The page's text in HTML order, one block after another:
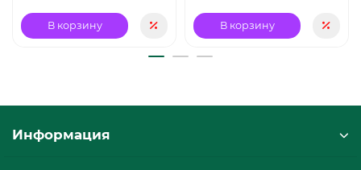
В корзину В корзину
Информация